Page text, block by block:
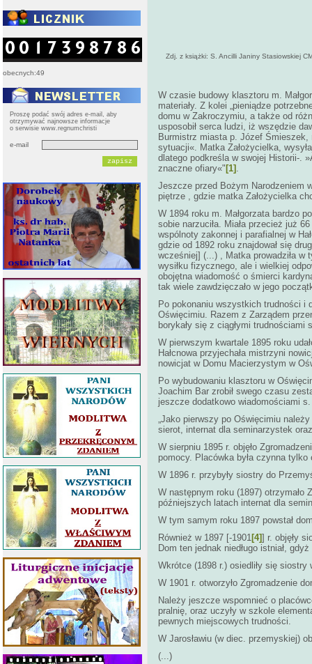
obecnych:49
Proszę podać swój adres e-mail, aby
otrzymywać najnowsze informacje
o serwisie www.regnumchristi
e-mail
Zdj. z książki: S. Ancilli Janiny Stasiowskiej
W czasie budowy klasztoru m.
materiały. Z kolei „pieniądze
domu w Zakroczymiu, a także od
usposobił serca ludzi, iż wszędzie
Burmistrz miasta p. Józef
sytuacji«. Matka Założycielka,
dlatego podkreśla w swojej Historii-.
znaczne ofiary«" [1] .
Jeszcze przed Bożym Narodzeniem
piętrze , gdzie matka Założycielka
W 1894 roku m. Małgorzata bardzo
sobie narzuciła. Miała przecież już
wspólnoty zakonnej i parafialnej w
gdzie od 1892 roku znajdował się
wcześniej] (...) , Matka prowadziła w
wysiłku fizycznego, ale i wielkiej
obojętna wiadomość o śmierci
tak wiele zawdzięczało w jego
Po pokonaniu wszystkich trudności i
Oświęcimiu. Razem z Zarządem
borykały się z ciągłymi
W pierwszym kwartale 1895 roku
Hałcnowa przyjechała mistrzyni
nowicjat w Domu Macierzystym w
Po wybudowaniu klasztoru w
Joachim Bar zrobił swego czasu
jeszcze dodatkowo wiadomościami
„Jako pierwszy po Oświęcimiu
sierot, internat dla seminarzystek
W sierpniu 1895 r. objęło
pomocy. Placówka była czynna
W 1896 r. przybyły siostry do
W następnym roku (1897) otrzymało
późniejszych latach internat dla
W tym samym roku 1897 powstał
Również w 1897 [-1901[4]] r. objęły
Dom ten jednak niedługo istniał,
Wkrótce (1898 r.) osiedliły się
W 1901 r. otworzyło Zgromadzenie
Należy jeszcze wspomnieć o
pralnię, oraz uczyły w szkole
pewnych miejscowych trudności.
W Jarosławiu (w diec. przemyskiej)
(...)